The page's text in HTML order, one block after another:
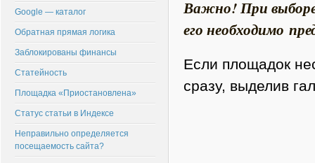
Важно! При
его необходимо
Если площадок
сразу, выделив
Google — каталог
Обратная прямая логика
Заблокированы финансы
Статейность
Площадка «Приостановлена»
Статус статьи в Индексе
Неправильно определяется
посещаемость сайта?